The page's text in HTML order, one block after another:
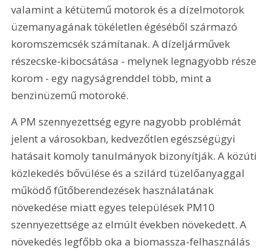
valamint a kétütemű motorok és a dízelmotorok
üzemanyagának tökéletlen égéséből származó
koromszemcsék számítanak. A dízeljárművek
részecske-kibocsátása - melynek legnagyobb része
korom - egy nagyságrenddel több, mint a
benzinüzemű motoroké.
A PM szennyezettség egyre nagyobb problémát
jelent a városokban, kedvezőtlen egészségügyi
hatásait komoly tanulmányok bizonyítják. A közúti
közlekedés bővülése és a szilárd tüzelőanyaggal
működő fűtőberendezések használatának
növekedése miatt egyes települések PM10
szennyezettsége az elmúlt években növekedett. A
növekedés legfőbb oka a biomassza-felhasználás